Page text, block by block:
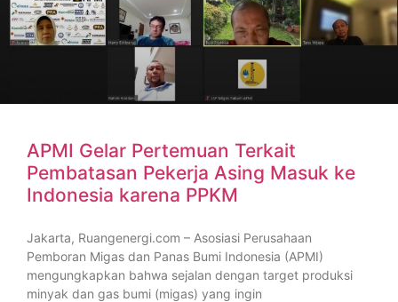
APMI Gelar Pertemuan Terkait
Pembatasan Pekerja Asing Masuk ke
Indonesia karena PPKM
Jakarta, Ruangenergi.com – Asosiasi Perusahaan
Pemboran Migas dan Panas Bumi Indonesia (APMI)
mengungkapkan bahwa sejalan dengan target produksi
minyak dan gas bumi (migas) yang ingin